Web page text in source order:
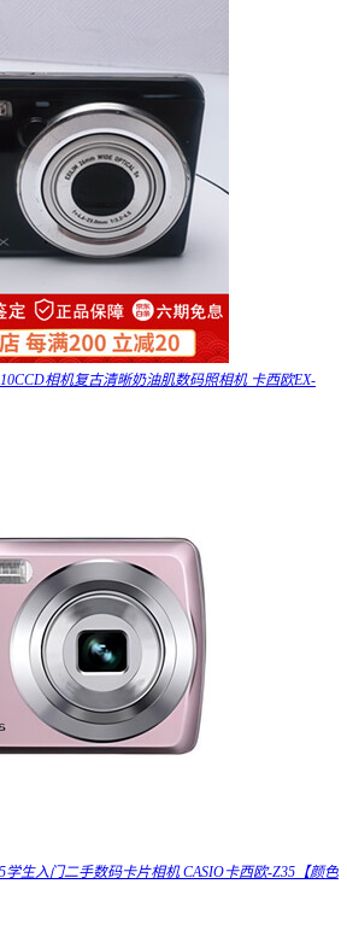
相机复古清晰奶油肌数码照相机 卡西欧EX-
学生入门二手数码卡片相机 CASIO卡西欧-Z35【颜色